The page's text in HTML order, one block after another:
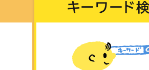
キーワード